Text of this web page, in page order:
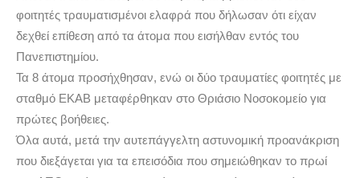
φοιτητές τραυματισμένοι ελαφρά που δήλωσαν ότι είχαν
δεχθεί επίθεση από τα άτομα που εισήλθαν εντός του
Πανεπιστημίου.
Τα 8 άτομα προσήχθησαν, ενώ οι δύο τραυματίες φοιτητές με
σταθμό ΕΚΑΒ μεταφέρθηκαν στο Θριάσιο Νοσοκομείο για
πρώτες βοήθειες.
Όλα αυτά, μετά την αυτεπάγγελτη αστυνομική προανάκριση
που διεξάγεται για τα επεισόδια που σημειώθηκαν το πρωί